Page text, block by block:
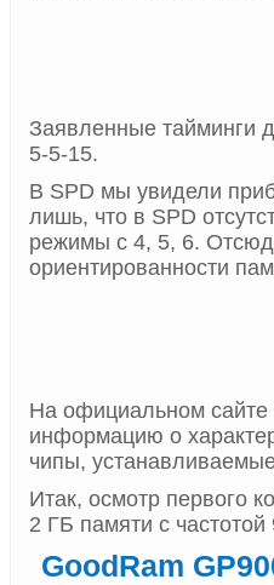
Заявленные тайминги
5-5-15.
В SPD мы увидели
лишь, что в SPD
режимы с 4, 5, 6.
ориентированности
На официальном
информацию о
чипы,
Итак, осмотр первого
2 ГБ памяти с
GoodRam